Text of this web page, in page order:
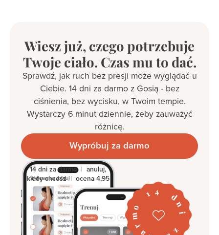
Wiesz już, czego potrzebuje
Twoje ciało. Czas mu to dać.
Sprawdź, jak ruch bez presji może wyglądać u
Ciebie. 14 dni za darmo z Gosią - bez
ciśnienia, bez wycisku, w Twoim tempie.
Wystarczy 6 minut dziennie, żeby zauważyć
różnicę.
Wypróbuj za darmo
14 dni za darmo | anuluj,
kiedy chcesz | ocena 4,95